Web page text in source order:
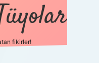
fikirler!